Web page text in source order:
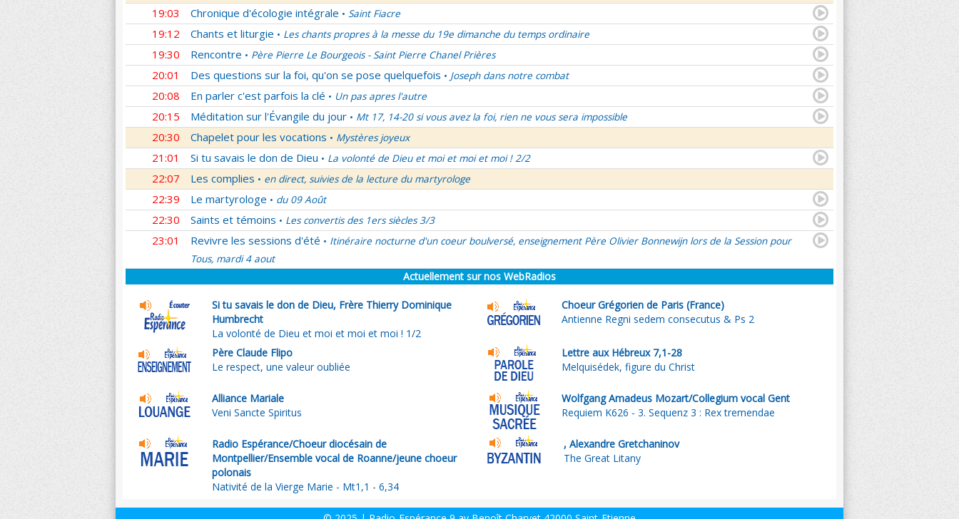
19:03 Chronique d'écologie intégrale • Saint Fiacre
19:12 Chants et liturgie • Les chants propres à la messe du 19e dimanche du temps ordinaire
19:30 Rencontre • Père Pierre Le Bourgeois - Saint Pierre Chanel Prières
20:01 Des questions sur la foi, qu'on se pose quelquefois • Joseph dans notre combat
20:08 En parler c'est parfois la clé • Un pas apres l'autre
20:15 Méditation sur l'Évangile du jour • Mt 17, 14-20 si vous avez la foi, rien ne vous sera impossible
20:30 Chapelet pour les vocations • Mystères joyeux
21:01 Si tu savais le don de Dieu • La volonté de Dieu et moi et moi et moi ! 2/2
22:07 Les complies • en direct, suivies de la lecture du martyrologe
22:39 Le martyrologe • du 09 Août
22:30 Saints et témoins • Les convertis des 1ers siècles 3/3
23:01 Revivre les sessions d'été • Itinéraire nocturne d'un coeur boulversé, enseignement Père Olivier Bonnewijn lors de la Session pour
Tous, mardi 4 aout
Actuellement sur nos WebRadios
Si tu savais le don de Dieu, Frère Thierry Dominique
Humbrecht
La volonté de Dieu et moi et moi et moi ! 1/2
Choeur Grégorien de Paris (France)
Antienne Regni sedem consecutus & Ps 2
Père Claude Flipo
Le respect, une valeur oubliée
Lettre aux Hébreux 7,1-28
Melquisédek, figure du Christ
Alliance Mariale
Veni Sancte Spiritus
Wolfgang Amadeus Mozart/Collegium vocal Gent
Requiem K626 - 3. Sequenz 3 : Rex tremendae
Radio Espérance/Choeur diocésain de
Montpellier/Ensemble vocal de Roanne/jeune choeur
polonais
Nativité de la Vierge Marie - Mt1,1 - 6,34
, Alexandre Gretchaninov
The Great Litany